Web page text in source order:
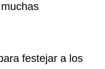
festejar a los